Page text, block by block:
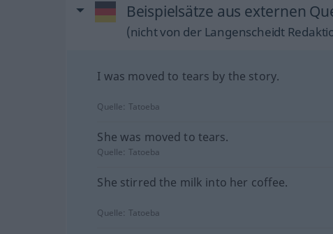
Beispielsätze aus externen
(nicht von der Langenscheidt
I was moved to tears by the story.
Quelle: Tatoeba
She was moved to tears.
Quelle: Tatoeba
She stirred the milk into her coffee.
Quelle: Tatoeba